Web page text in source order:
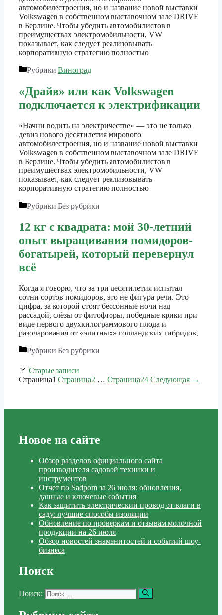
автомобилестроения, но и название новой выставки
Volkswagen в собственном выставочном зале DRIVE
в Берлине. Чтобы убедить автомобилистов в
преимуществах электромобильности, VW
показывает, как следует реализовывать
корпоративную стратегию полностью
Рубрики Виноград
«Драйв» или как Volkswagen
подключается к электрификации
«Начни водить на электричестве» — это не только
девиз нового десятилетия мирового
автомобилестроения, но и название новой выставки
Volkswagen в собственном выставочном зале DRIVE
в Берлине. Чтобы убедить автомобилистов в
преимуществах электромобильности, VW
показывает, как следует реализовывать
корпоративную стратегию полностью
Рубрики Без рубрики
12 кг с квадрата: мой 30-летний
опыт выращивания помидоров-
богатырей, который перевернул
всё
Когда я говорю, что за три десятилетия испытал
сотни сортов помидоров, это не фигура речи. Это
цифра, за которой стоят бессонные ночи над
рассадой, слёзы от фитофторы, победные крики при
виде первого двухкилограммового плода и
разочарования от «элитных» голландских гибридов,
Рубрики Без рубрики
Старые записи
Страница1 Страница2 … Страница24 Следующая →
Новое на сайте
Обзор разделов официального сайта
производителя садовой техники и
инструментов
Отчет по Sadpom за 26 июля: обновления,
данные и ключевые события
Как защитить электрический провод от влаги в
саду: лучшие способы изоляции
Обновление по проверкам и отзывам молочной
продукции на 26 июля
Обзор новостей знаменитостей и событий шоу-
бизнеса
Поиск
Поиск: